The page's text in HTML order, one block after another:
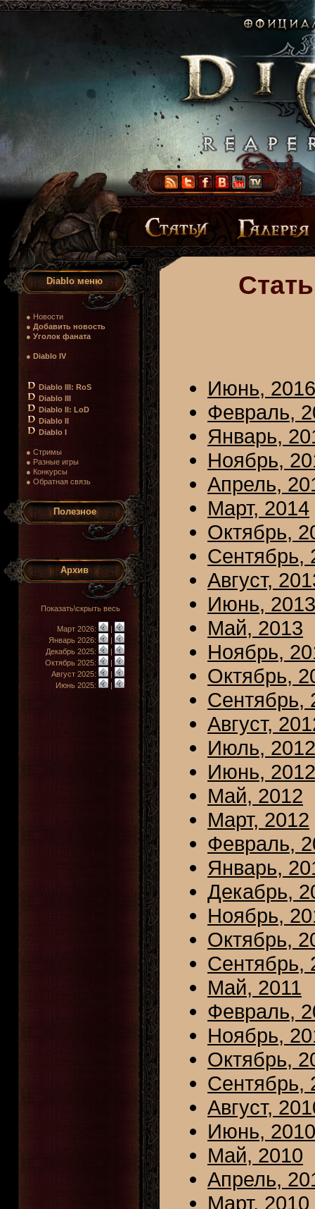
Diablo меню
● Новости
● Добавить новость
● Уголок фаната
● Diablo IV
Diablo III: RoS
Diablo III
Diablo II: LoD
Diablo II
Diablo I
● Стримы
● Разные игры
● Конкурсы
● Обратная связь
Полезное
Архив
Показать\скрыть весь
Март 2026:
|
Январь 2026:
|
Декабрь 2025:
|
Октябрь 2025:
|
Август 2025:
|
Июнь 2025:
|
Июнь, 2016
Февраль,
Январь,
Ноябрь,
Апрель,
Март, 2014
Октябрь,
Сентябрь,
Август,
Июнь, 2013
Май, 2013
Ноябрь,
Октябрь,
Сентябрь,
Август,
Июль, 2012
Июнь, 2012
Май, 2012
Март, 2012
Февраль,
Январь,
Декабрь,
Ноябрь,
Октябрь,
Сентябрь,
Май, 2011
Февраль,
Ноябрь,
Октябрь,
Сентябрь,
Август,
Июнь, 2010
Май, 2010
Апрель,
Март, 2010